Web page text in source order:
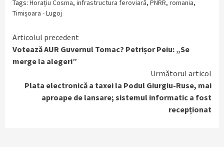
Tags: Horațiu Cosma, infrastructura feroviară, PNRR, romania,
Timișoara - Lugoj
Continue
Reading
Articolul precedent
Votează AUR Guvernul Tomac? Petrișor Peiu: „Se
merge la alegeri”
Următorul articol
Plata electronică a taxei la Podul Giurgiu-Ruse, mai
aproape de lansare; sistemul informatic a fost
recepționat